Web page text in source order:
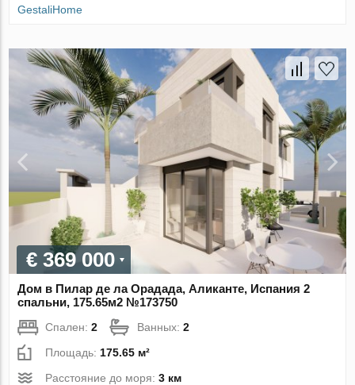
GestaliHome
€ 369 000
Дом в Пилар де ла Орадада, Аликанте, Испания 2
спальни, 175.65м2 №173750
Спален:2 Ванных:2
Площадь: 175.65 м²
Расстояние до моря:3 км